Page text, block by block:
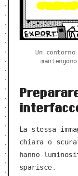
Un
La stessa
chiara o
hanno
sparisce.